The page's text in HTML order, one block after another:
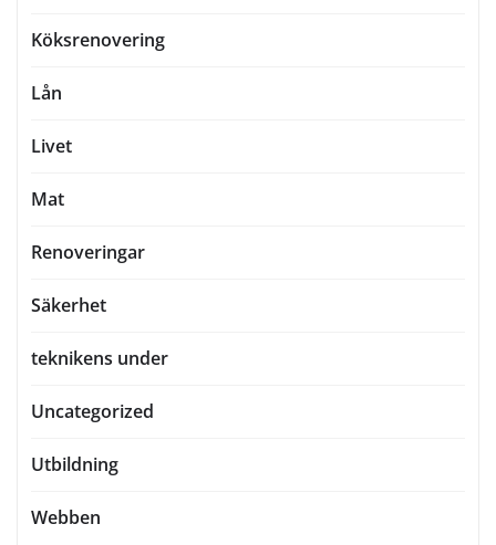
Köksrenovering
Lån
Livet
Mat
Renoveringar
Säkerhet
teknikens under
Uncategorized
Utbildning
Webben